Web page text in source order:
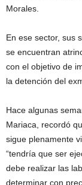
Morales.
En ese sector, sus
se encuentran
con el objetivo de
la detención del
Hace algunas
Mariaca, recordó
sigue plenamente
“tendría que ser
debe realizar las
determinar con